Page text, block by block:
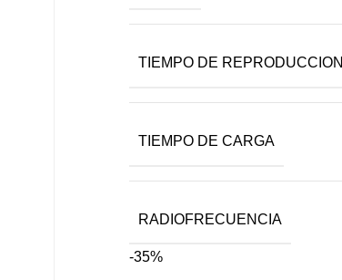
TIEMPO DE REPRODUCCION
TIEMPO DE CARGA
RADIOFRECUENCIA
-35%